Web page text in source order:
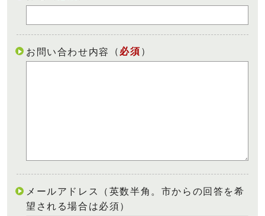
お問い合わせ内容 （ 必須 ）
メールアドレス（英数半角。市からの回答を希
望される場合は必須）